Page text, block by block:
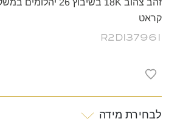
קראט
R2DI37961
לבחירת מידה